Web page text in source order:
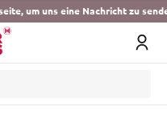
um uns eine Nachricht zu